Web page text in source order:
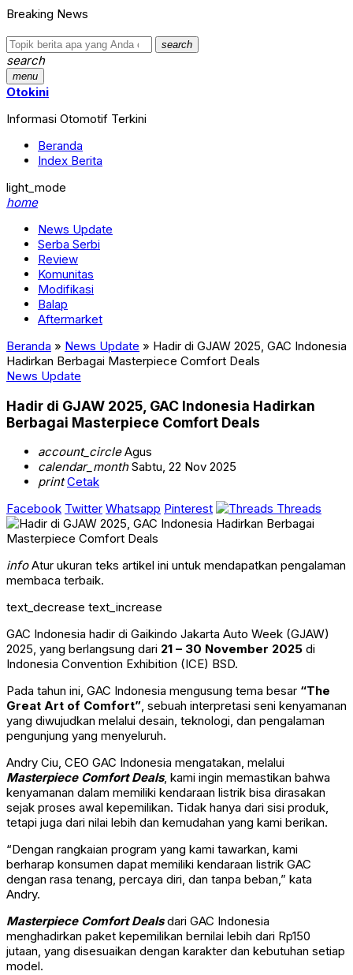
Breaking News
search
search
menu
Otokini
Informasi Otomotif Terkini
Beranda
Index Berita
light_mode
home
News Update
Serba Serbi
Review
Komunitas
Modifikasi
Balap
Aftermarket
Beranda » News Update » Hadir di GJAW 2025, GAC Indonesia
Hadirkan Berbagai Masterpiece Comfort Deals
News Update
Hadir di GJAW 2025, GAC Indonesia Hadirkan
Berbagai Masterpiece Comfort Deals
account_circleAgus
calendar_monthSabtu, 22 Nov 2025
print Cetak
Facebook Twitter Whatsapp Pinterest Threads
infoAtur ukuran teks artikel ini untuk mendapatkan pengalaman
membaca terbaik.
text_decrease text_increase
GAC Indonesia hadir di Gaikindo Jakarta Auto Week (GJAW)
2025, yang berlangsung dari 21 – 30 November 2025 di
Indonesia Convention Exhibition (ICE) BSD.
Pada tahun ini, GAC Indonesia mengusung tema besar “The
Great Art of Comfort”, sebuah interpretasi seni kenyamanan
yang diwujudkan melalui desain, teknologi, dan pengalaman
pengunjung yang menyeluruh.
Andry Ciu, CEO GAC Indonesia mengatakan, melalui
Masterpiece Comfort Deals, kami ingin memastikan bahwa
kenyamanan dalam memiliki kendaraan listrik bisa dirasakan
sejak proses awal kepemilikan. Tidak hanya dari sisi produk,
tetapi juga dari nilai lebih dan kemudahan yang kami berikan.
“Dengan rangkaian program yang kami tawarkan, kami
berharap konsumen dapat memiliki kendaraan listrik GAC
dengan rasa tenang, percaya diri, dan tanpa beban,” kata
Andry.
Masterpiece Comfort Dealsdari GAC Indonesia
menghadirkan paket kepemilikan bernilai lebih dari Rp150
jutaan, yang disesuaikan dengan karakter dan kebutuhan setiap
model.